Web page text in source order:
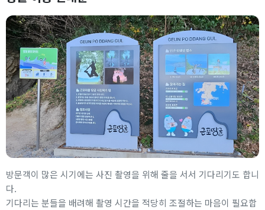
방문객이 많은 시기에는 사진 촬영을 위해 줄을 서서 기다리기도 합니
다.
기다리는 분들을 배려해 촬영 시간을 적당히 조절하는 마음이 필요합